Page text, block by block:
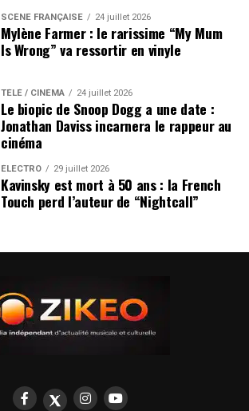
SCÈNE FRANÇAISE 24 juillet 2026
Mylène Farmer : le rarissime “My Mum
Is Wrong” va ressortir en vinyle
TÉLÉ / CINÉMA 24 juillet 2026
Le biopic de Snoop Dogg a une date :
Jonathan Daviss incarnera le rappeur au
cinéma
ÉLECTRO 29 juillet 2026
Kavinsky est mort à 50 ans : la French
Touch perd l’auteur de “Nightcall”